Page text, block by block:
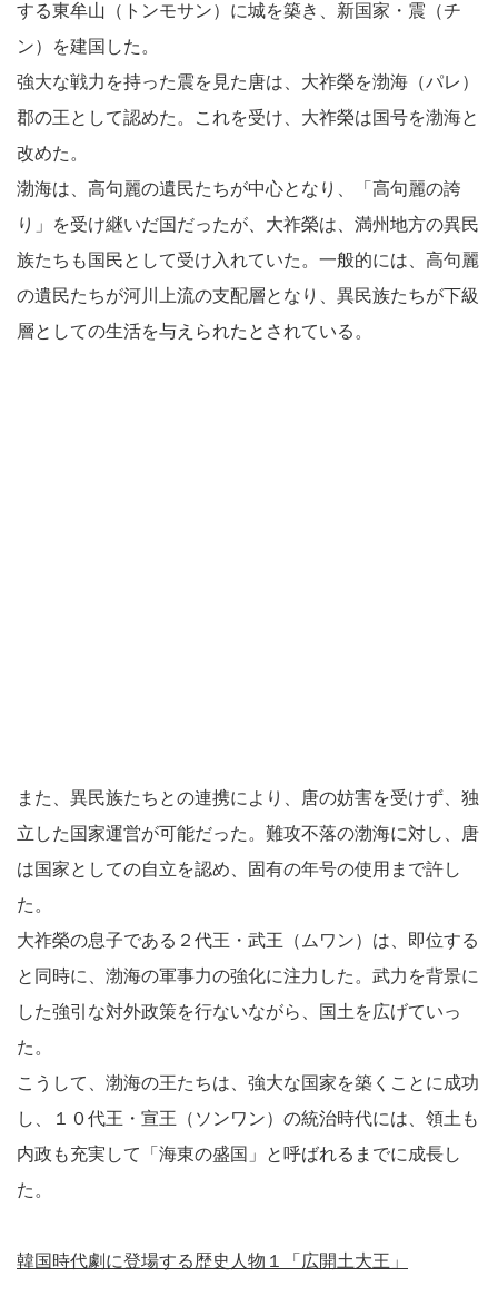
する東牟山（トンモサン）に城を築き、新国家・震（チ
ン）を建国した。
強大な戦力を持った震を見た唐は、大祚榮を渤海（パレ）
郡の王として認めた。これを受け、大祚榮は国号を渤海と
改めた。
渤海は、高句麗の遺民たちが中心となり、「高句麗の誇
り」を受け継いだ国だったが、大祚榮は、満州地方の異民
族たちも国民として受け入れていた。一般的には、高句麗
の遺民たちが河川上流の支配層となり、異民族たちが下級
層としての生活を与えられたとされている。
また、異民族たちとの連携により、唐の妨害を受けず、独
立した国家運営が可能だった。難攻不落の渤海に対し、唐
は国家としての自立を認め、固有の年号の使用まで許し
た。
大祚榮の息子である２代王・武王（ムワン）は、即位する
と同時に、渤海の軍事力の強化に注力した。武力を背景に
した強引な対外政策を行ないながら、国土を広げていっ
た。
こうして、渤海の王たちは、強大な国家を築くことに成功
し、１０代王・宣王（ソンワン）の統治時代には、領土も
内政も充実して「海東の盛国」と呼ばれるまでに成長し
た。
韓国時代劇に登場する歴史人物１「広開土大王」